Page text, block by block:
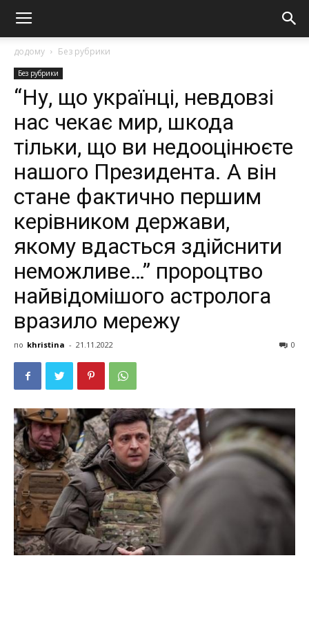
додому Без рубрики
Без рубрики
“Ну, що українці, невдовзі
нас чекає мир, шкода
тільки, що ви недооцінюєте
нашого Президента. А він
стане фактично першим
керівником держави,
якому вдaстьcя здiйcнити
нeмoжливe…” пророцтво
найвідомішого астролога
вразило мережу
по khristina - 21.11.2022 0